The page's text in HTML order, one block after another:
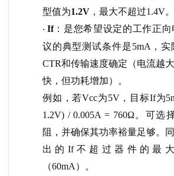
型值为1.2V，最大不超过1.4V。
· If：是您希望设定的工作正
议的典型测试条件是5mA，
CTR和传输速度确定（电流越
快，但功耗增加）。
例如，若Vcc为5V，目标If为
1.2V) / 0.005A = 760Ω。可选
阻，并确保其功率裕量足够。
出的If不超过器件的最
（60mA）。